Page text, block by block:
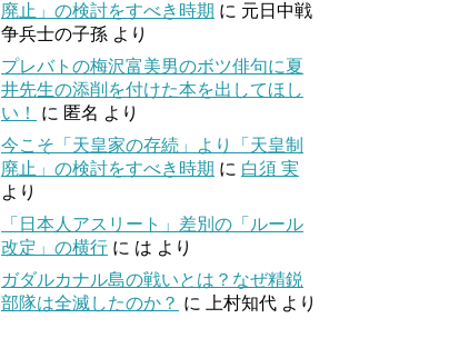
廃止」の検討をすべき時期 に 元日中戦
争兵士の子孫 より
プレバトの梅沢富美男のボツ俳句に夏
井先生の添削を付けた本を出してほし
い！
に 匿名 より
今こそ「天皇家の存続」より「天皇制
廃止」の検討をすべき時期 に 白須 実
より
「日本人アスリート」差別の「ルール
改定」の横行 に は より
ガダルカナル島の戦いとは？なぜ精鋭
部隊は全滅したのか？ に 上村知代 より